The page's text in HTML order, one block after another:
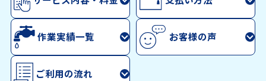
作業実績一覧 お客様の声
ご利用の流れ